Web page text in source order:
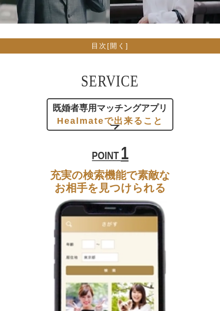
目次[開く ]
SERVICE
既婚者専用マッチングアプリ
Healmateで出来ること
POINT 1
充実の検索機能で素敵な
お相手を見つけられる